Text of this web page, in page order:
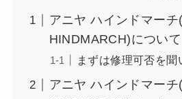
アニヤ ハインドマーチ
HINDMARCH)について
まずは修理可否を聞
アニヤ ハインドマーチ